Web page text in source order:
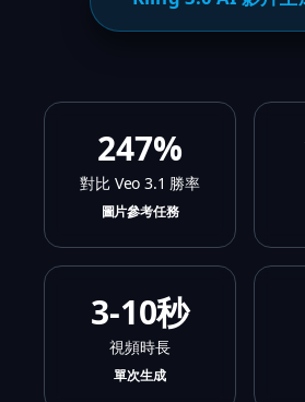
247%
對比 Veo 3.1 勝率
圖片參考任務
3-10秒
視頻時長
單次生成